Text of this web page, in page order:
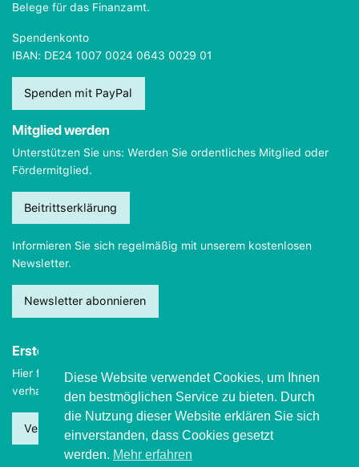
Belege für das Finanzamt.
Spendenkonto
IBAN: DE24 1007 0024 0643 0029 01
Spenden mit PayPal
Mitglied werden
Unterstützen Sie uns: Werden Sie ordentliches Mitglied oder
Fördermitglied.
Beitrittserklärung
Informieren Sie sich regelmäßig mit unserem kostenlosen
Newsletter.
Newsletter abonnieren
Erste Hilfe
Hier finden Sie wichtige Informationen, wie Sie sichim Notfall
verhalten sollten.
Verhalten beim Grand mal
Diese Website verwendet Cookies, um Ihnen
den bestmöglichen Service zu bieten. Durch
die Nutzung dieser Website erklären Sie sich
einverstanden, dass Cookies gesetzt
werden. Mehr erfahren